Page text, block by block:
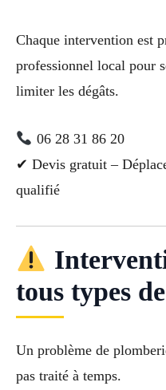
Chaque intervention est
professionnel local pour
limiter les dégâts.
06 28 31 86 20
✔ Devis gratuit –
qualifié
tous types
Un problème de
pas traité à temps.